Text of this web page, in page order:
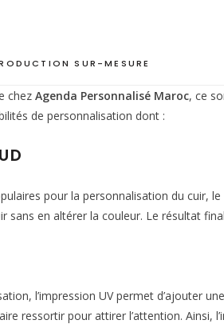
SUR-MESURE
chez Agenda Personnalisé Maroc, ce
de personnalisation dont :
pour la personnalisation du
sans en altérer la couleur. Le résultat
l’impression UV permet d’ajouter
ressortir pour attirer l’attention.